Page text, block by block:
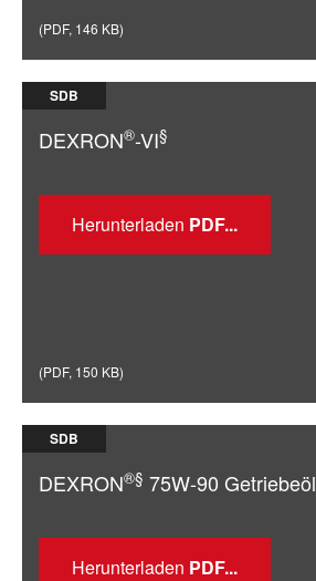
(PDF, 146 KB)
SDB
DEXRON®-VI§
Herunterladen
(PDF, 150 KB)
SDB
DEXRON®§ 75W-90 Getriebeöl
Herunterladen